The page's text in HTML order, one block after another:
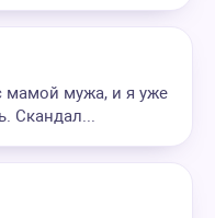
мужа, и я уже
Скандал...